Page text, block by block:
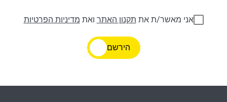
אני מאשר/ת את תקנון האתר ואת מדיניות הפרטיות
הירשם